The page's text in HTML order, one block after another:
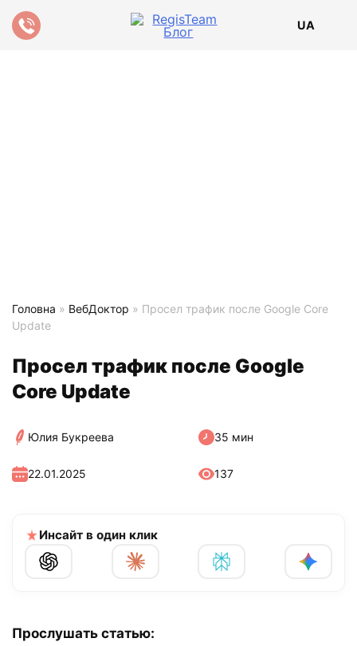
UA
Головна » ВебДоктор » Просел трафик после Google Core
Update
Просел трафик после Google
Core Update
Юлия Букреева 35 мин
137
22.01.2025
Инсайт в один клик
Прослушать статью: